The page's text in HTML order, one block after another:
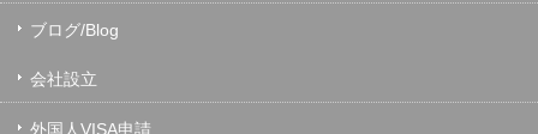
ブログ/Blog
会社設立
外国人VISA申請